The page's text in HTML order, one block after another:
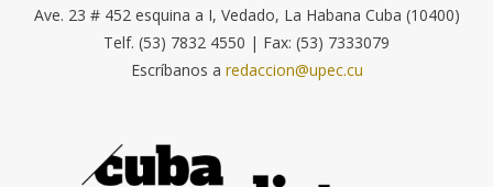
Ave. 23 # 452 esquina a I, Vedado, La Habana Cuba (10400)
Telf. (53) 7832 4550 | Fax: (53) 7333079
Escríbanos a redaccion@upec.cu